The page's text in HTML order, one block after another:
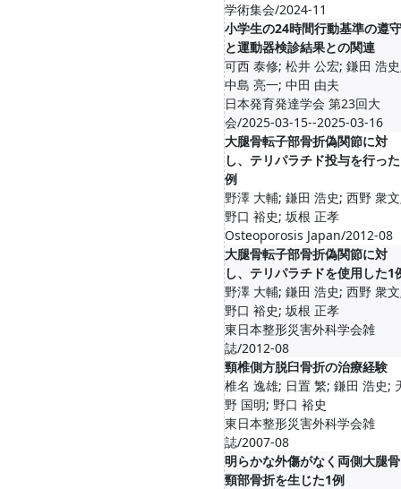
学術集会/2024-11
小学生の24時間行動基準の遵守
と運動器検診結果との関連
可西 泰修; 松井 公宏; 鎌田 浩
中島 亮一; 中田 由夫
日本発育発達学会 第23回大
会/2025-03-15--2025-03-16
大腿骨転子部骨折偽関節に対
し、テリパラチド投与を行っ
例
野澤 大輔; 鎌田 浩史; 西野 衆
野口 裕史; 坂根 正孝
Osteoporosis Japan/2012-08
大腿骨転子部骨折偽関節に対
し、テリパラチドを使用した1
野澤 大輔; 鎌田 浩史; 西野 衆
野口 裕史; 坂根 正孝
東日本整形災害外科学会雑
誌/2012-08
頸椎側方脱臼骨折の治療経験
椎名 逸雄; 日置 繁; 鎌田 浩史;
野 国明; 野口 裕史
東日本整形災害外科学会雑
誌/2007-08
明らかな外傷がなく両側大腿骨
頸部骨折を生じた1例